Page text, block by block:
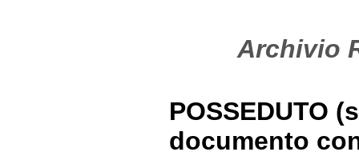
Archivio
POSSEDUTO
documento